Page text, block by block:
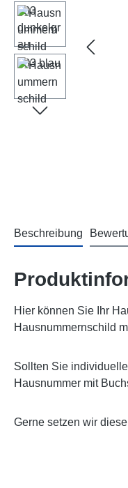
Beschreibung
Hier können Sie Ihr
Hausnummernschild
Sollten Sie
Hausnummer mit
Gerne setzen wir